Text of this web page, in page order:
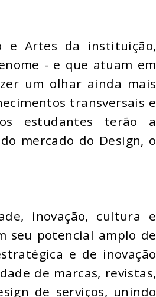
e Artes da instituição,
- e que atuam em
um olhar ainda mais
transversais e
estudantes terão a
mercado do Design, o
inovação, cultura e
seu potencial amplo de
e de inovação
de marcas, revistas,
de serviços, unindo